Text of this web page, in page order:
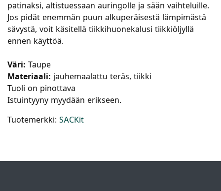
patinaksi, altistuessaan auringolle ja sään vaihteluille.
Jos pidät enemmän puun alkuperäisestä lämpimästä
sävystä, voit käsitellä tiikkihuonekalusi tiikkiöljyllä
ennen käyttöä.
Väri: Taupe
Materiaali: jauhemaalattu teräs, tiikki
Tuoli on pinottava
Istuintyyny myydään erikseen.
Tuotemerkki: SACKit